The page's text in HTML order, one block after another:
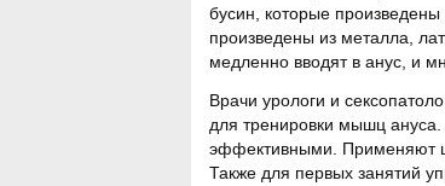
бусин, которые
произведены из металла,
медленно вводят в анус, и
Врачи урологи и
для тренировки мышц ануса.
эффективными. Применяют
Также для первых занятий